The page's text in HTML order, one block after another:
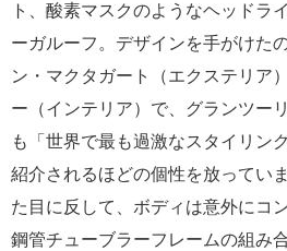
ト、酸素マスクのようなヘッドラ
ーガルーフ。デザインを手がけた
ン・マクタガート（エクステリア
ー（インテリア）で、グランツー
も「世界で最も過激なスタイリン
紹介されるほどの個性を放ってい
た目に反して、ボディは意外にコ
鋼管チューブラーフレームの組み